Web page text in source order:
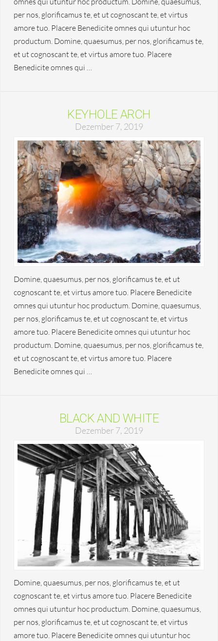
per nos, glorificamus te, et ut cognoscant te, et virtus
amore tuo. Placere Benedicite omnes qui utuntur hoc
productum. Domine, quaesumus, per nos, glorificamus te,
et ut cognoscant te, et virtus amore tuo. Placere
Benedicite omnes qui …
KEYHOLE ARCH
Dezember 7, 2019
Domine, quaesumus, per nos, glorificamus te, et ut
cognoscant te, et virtus amore tuo. Placere Benedicite
omnes qui utuntur hoc productum. Domine, quaesumus,
per nos, glorificamus te, et ut cognoscant te, et virtus
amore tuo. Placere Benedicite omnes qui utuntur hoc
productum. Domine, quaesumus, per nos, glorificamus te,
et ut cognoscant te, et virtus amore tuo. Placere
Benedicite omnes qui …
BLACK AND WHITE
Dezember 7, 2019
Domine, quaesumus, per nos, glorificamus te, et ut
cognoscant te, et virtus amore tuo. Placere Benedicite
omnes qui utuntur hoc productum. Domine, quaesumus,
per nos, glorificamus te, et ut cognoscant te, et virtus
amore tuo. Placere Benedicite omnes qui utuntur hoc